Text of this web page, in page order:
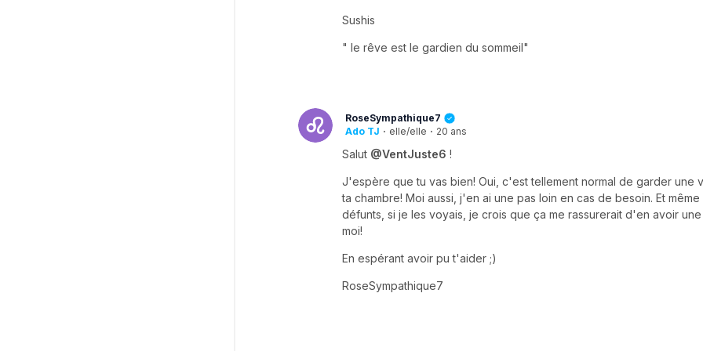
Sushis
" le rêve est le gardien du sommeil"
RoseSympathique7
Ado TJ · elle/elle · 20 ans
Salut @VentJuste6 !
J'espère que tu vas bien! Oui, c'est tellement normal de garder une
ta chambre! Moi aussi, j'en ai une pas loin en cas de besoin. Et
défunts, si je les voyais, je crois que ça me rassurerait d'en avoir
moi!
En espérant avoir pu t'aider ;)
RoseSympathique7